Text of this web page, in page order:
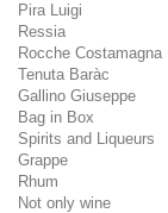
Pira Luigi
Ressia
Rocche Costamagna
Tenuta Baràc
Gallino Giuseppe
Bag in Box
Spirits and Liqueurs
Grappe
Rhum
Not only wine